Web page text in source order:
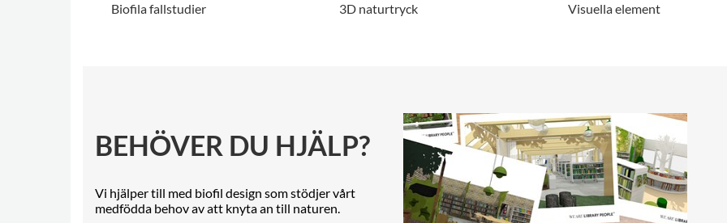
Biofila fallstudier 3D naturtryck Visuella element
BEHÖVER DU HJÄLP?
Vi hjälper till med biofil design som stödjer vårt
medfödda behov av att knyta an till naturen.